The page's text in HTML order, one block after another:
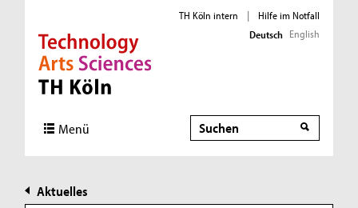
Direkt zur Hauptnavigation
Direkt zur Subnavigation
Direkt zum Inhalt
Direkt zum Fußbereich
TH Köln intern |
Hilfe im Notfall
Deutsch English
Menü Suche
Aktuelles